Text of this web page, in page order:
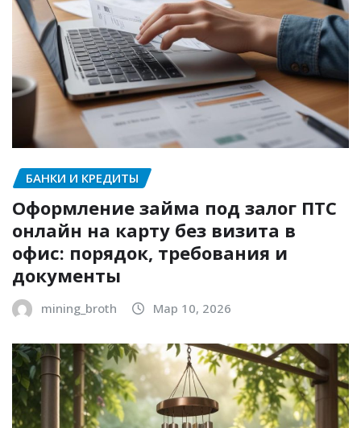
БАНКИ И КРЕДИТЫ
Оформление займа под залог ПТС
онлайн на карту без визита в
офис: порядок, требования и
документы
mining_broth Мар 10, 2026